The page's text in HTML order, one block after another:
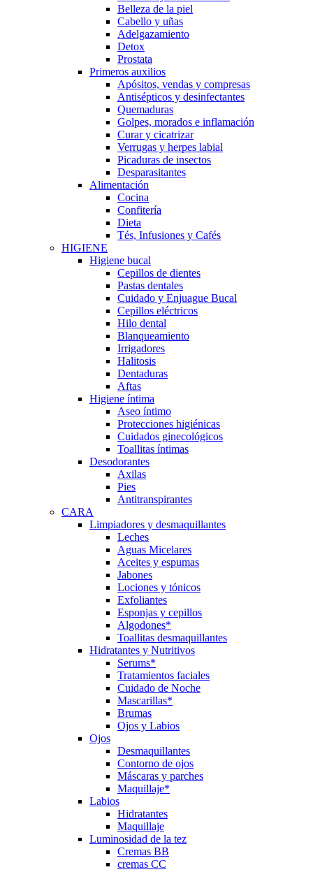
Belleza de la piel
Cabello y uñas
Adelgazamiento
Detox
Prostata
Primeros auxilios
Apósitos, vendas y compresas
Antisépticos y desinfectantes
Quemaduras
Golpes, morados e inflamación
Curar y cicatrizar
Verrugas y herpes labial
Picaduras de insectos
Desparasitantes
Alimentación
Cocina
Confitería
Dieta
Tés, Infusiones y Cafés
HIGIENE
Higiene bucal
Cepillos de dientes
Pastas dentales
Cuidado y Enjuague Bucal
Cepillos eléctricos
Hilo dental
Blanqueamiento
Irrigadores
Halitosis
Dentaduras
Aftas
Higiene íntima
Aseo íntimo
Protecciones higiénicas
Cuidados ginecológicos
Toallitas íntimas
Desodorantes
Axilas
Pies
Antitranspirantes
CARA
Limpiadores y desmaquillantes
Leches
Aguas Micelares
Aceites y espumas
Jabones
Lociones y tónicos
Exfoliantes
Esponjas y cepillos
Algodones*
Toallitas desmaquillantes
Hidratantes y Nutritivos
Serums*
Tratamientos faciales
Cuidado de Noche
Mascarillas*
Brumas
Ojos y Labios
Ojos
Desmaquillantes
Contorno de ojos
Máscaras y parches
Maquillaje*
Labios
Hidratantes
Maquillaje
Luminosidad de la tez
Cremas BB
cremas CC